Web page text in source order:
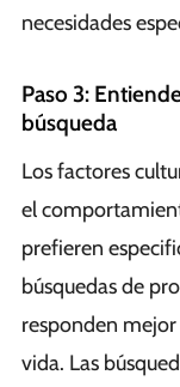
necesidades
Paso 3:
búsqueda
Los factores
el
prefieren
búsquedas de
responden
vida. Las